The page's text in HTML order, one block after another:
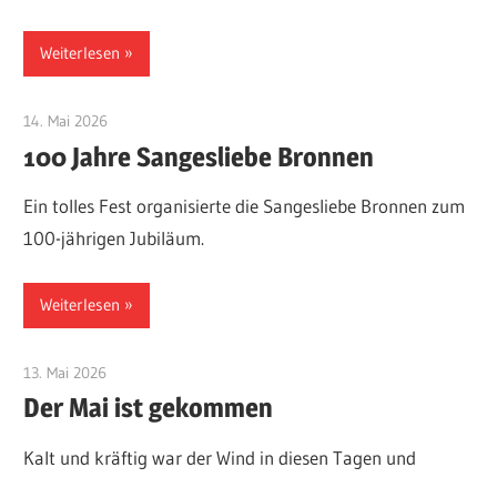
Weiterlesen
14. Mai 2026
100 Jahre Sangesliebe Bronnen
Ein tolles Fest organisierte die Sangesliebe Bronnen zum
100-jährigen Jubiläum.
Weiterlesen
13. Mai 2026
Der Mai ist gekommen
Kalt und kräftig war der Wind in diesen Tagen und